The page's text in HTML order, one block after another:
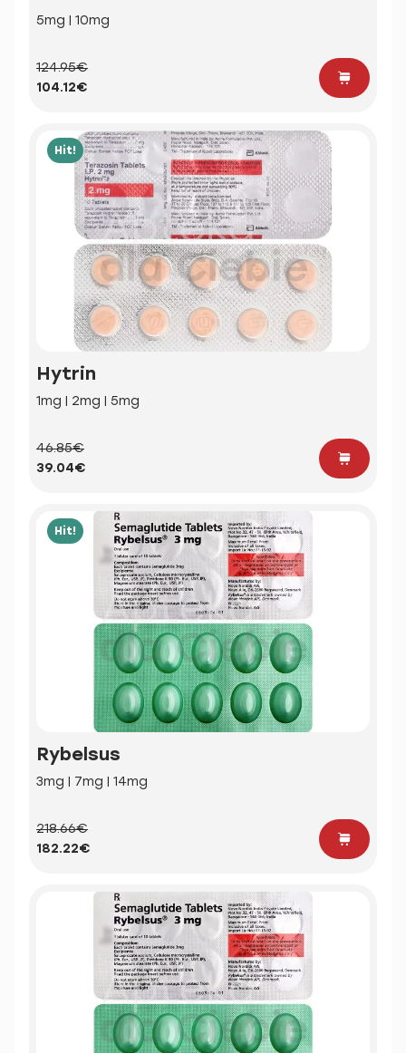
5mg | 10mg
124.95€
104.12€
Hit!
Hytrin
1mg | 2mg | 5mg
46.85€
39.04€
Hit!
Rybelsus
3mg | 7mg | 14mg
218.66€
182.22€